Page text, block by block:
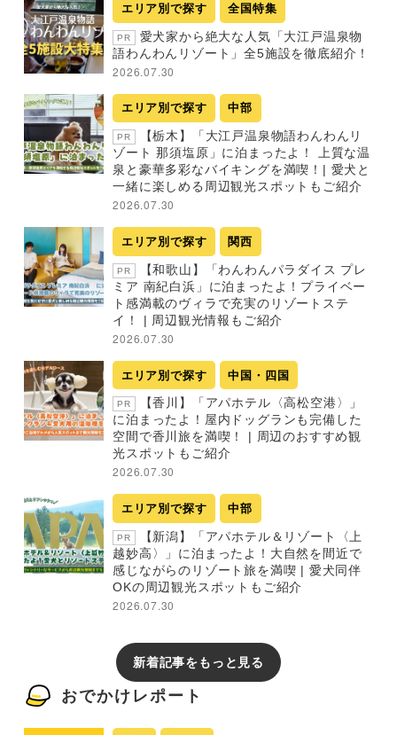
エリア別で探す 全国特集
PR
愛犬家から絶大な人気「大江戸温泉物
語わんわんリゾート」全5施設を徹底紹介！
2026.07.30
エリア別で探す 中部
PR
【栃木】「大江戸温泉物語わんわんリ
ゾート 那須塩原」に泊まったよ！ 上質な温
泉と豪華多彩なバイキングを満喫！| 愛犬と
一緒に楽しめる周辺観光スポットもご紹介
2026.07.30
エリア別で探す 関西
PR
【和歌山】「わんわんパラダイス プレ
ミア 南紀白浜」に泊まったよ！プライベー
ト感満載のヴィラで充実のリゾートステ
イ！ | 周辺観光情報もご紹介
2026.07.30
エリア別で探す 中国・四国
PR
【香川】「アパホテル〈高松空港〉」
に泊まったよ！屋内ドッグランも完備した
空間で香川旅を満喫！ | 周辺のおすすめ観
光スポットもご紹介
2026.07.30
エリア別で探す 中部
PR
【新潟】「アパホテル＆リゾート〈上
越妙高〉」に泊まったよ！大自然を間近で
感じながらのリゾート旅を満喫 | 愛犬同伴
OKの周辺観光スポットもご紹介
2026.07.30
新着記事をもっと見る
おでかけレポート